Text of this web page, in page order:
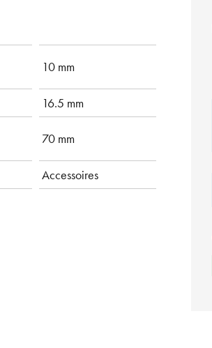
10 mm
16.5 mm
70 mm
Accessoires